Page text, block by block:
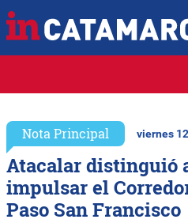
Nota Principal viernes
Atacalar distinguió
impulsar el
Paso San Francisco